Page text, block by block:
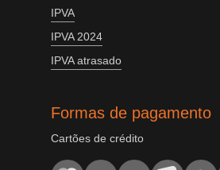
IPVA
IPVA 2024
IPVA atrasado
Formas de pagamento
Cartões de crédito